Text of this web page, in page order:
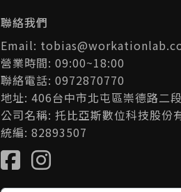
聯絡我們
Email:
營業時間: 09:00~18:00
聯絡電話: 0972870770
地址: 406台中市北屯區崇德路二
公司名稱: 托比亞斯數位科技股份
統編: 82893507